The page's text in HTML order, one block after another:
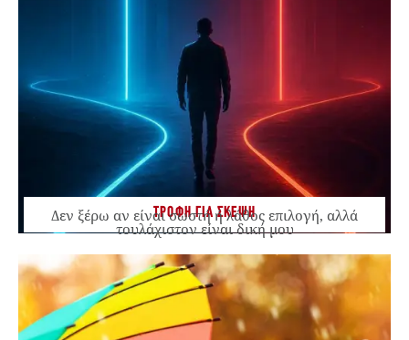
ΤΡΟΦΗ ΓΙΑ ΣΚΕΨΗ
Δεν ξέρω αν είναι σωστή ή λάθος επιλογή, αλλά
τουλάχιστον είναι δική μου